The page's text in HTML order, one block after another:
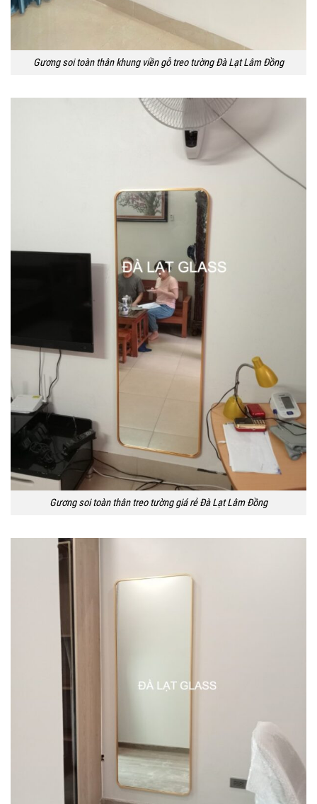
Gương soi toàn thân khung viền gỗ treo tường Đà Lạt Lâm Đồng
Gương soi toàn thân treo tường giá rẻ Đà Lạt Lâm Đồng